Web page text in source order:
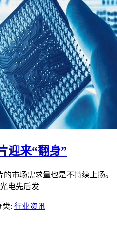
迎来“翻身”
市场需求量也是不持续上扬。
电先后发
类: 行业资讯